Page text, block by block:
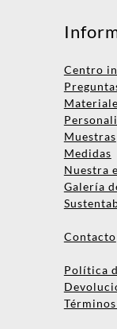
Centro
Muestras
Medidas
Nuestra
Galería
Contacto
Política
Nombre
Empresa
Teléfono